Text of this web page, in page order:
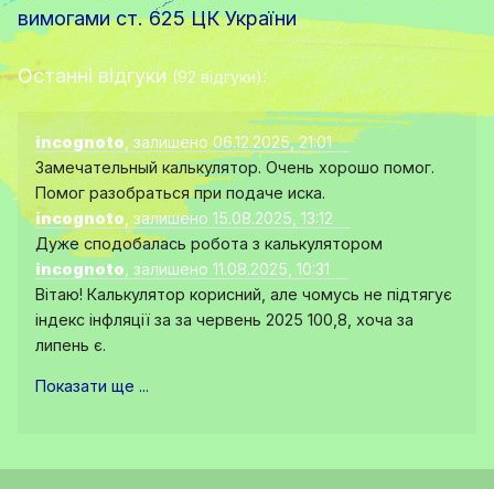
вимогами ст. 625 ЦК України
Останні відгуки(92 відгуки):
incognoto, залишено 06.12.2025, 21:01
Замечательный калькулятор. Очень хорошо помог.
Помог разобраться при подаче иска.
incognoto, залишено 15.08.2025, 13:12
Дуже сподобалась робота з калькулятором
incognoto , залишено 11.08.2025, 10:31
Вітаю! Калькулятор корисний, але чомусь не підтягує
індекс інфляції за за червень 2025 100,8, хоча за
липень є.
Показати ще ...